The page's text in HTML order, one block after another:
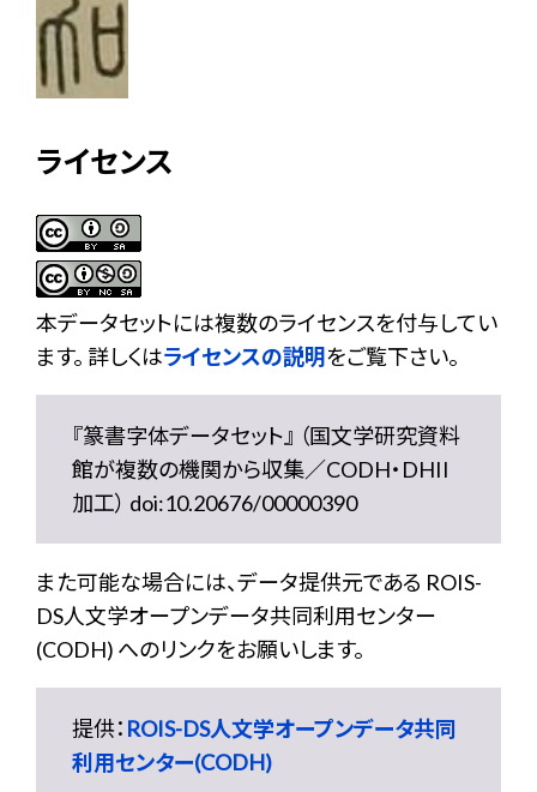
ライセンス
本データセットには複数のライセンスを付与してい
ます。 詳しくはライセンスの説明をご覧下さい。
『篆書字体データセット』 （国文学研究資料
館が複数の機関から収集／CODH・DHII
加工） doi:10.20676/00000390
また可能な場合には、データ提供元である ROIS-
DS人文学オープンデータ共同利用センター
(CODH) へのリンクをお願いします。
提供： ROIS-DS人文学オープンデータ共同
利用センター(CODH)